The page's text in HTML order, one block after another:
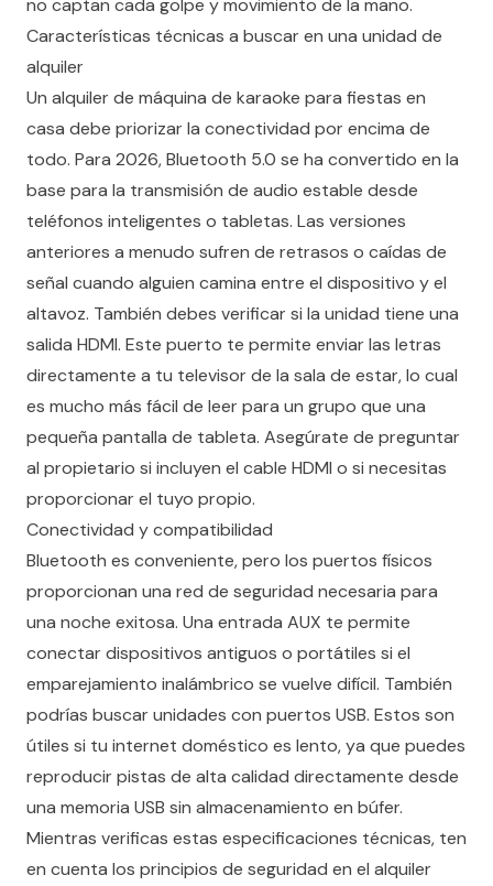
Características técnicas a buscar en una unidad de
alquiler
Un alquiler de máquina de karaoke para fiestas en
casa debe priorizar la conectividad por encima de
todo. Para 2026, Bluetooth 5.0 se ha convertido en la
base para la transmisión de audio estable desde
teléfonos inteligentes o tabletas. Las versiones
anteriores a menudo sufren de retrasos o caídas de
señal cuando alguien camina entre el dispositivo y el
altavoz. También debes verificar si la unidad tiene una
salida HDMI. Este puerto te permite enviar las letras
directamente a tu televisor de la sala de estar, lo cual
es mucho más fácil de leer para un grupo que una
pequeña pantalla de tableta. Asegúrate de preguntar
al propietario si incluyen el cable HDMI o si necesitas
proporcionar el tuyo propio.
Conectividad y compatibilidad
Bluetooth es conveniente, pero los puertos físicos
proporcionan una red de seguridad necesaria para
una noche exitosa. Una entrada AUX te permite
conectar dispositivos antiguos o portátiles si el
emparejamiento inalámbrico se vuelve difícil. También
podrías buscar unidades con puertos USB. Estos son
útiles si tu internet doméstico es lento, ya que puedes
reproducir pistas de alta calidad directamente desde
una memoria USB sin almacenamiento en búfer.
Mientras verificas estas especificaciones técnicas, ten
en cuenta los principios de seguridad en el alquiler